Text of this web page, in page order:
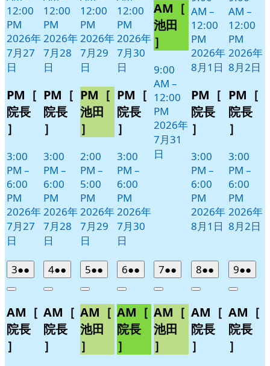
12:00
PM
2026年
7月27
日
PM［
院長
］
3:00
PM –
6:00
PM
2026年
7月27
日
12:00
PM
2026年
7月28
日
PM［
院長
］
3:00
PM –
6:00
PM
2026年
7月28
日
12:00
PM
2026年
7月29
日
PM［
池田
］
2:00
PM –
5:00
PM
2026年
7月29
日
12:00
PM
2026年
7月30
日
PM［
院長
］
3:00
PM –
6:00
PM
2026年
7月30
日
月
31
日
イ
ベ
ト)
AM［
池田
］
9:00
AM –
12:00
PM
2026年
7月31
日
AM –
12:00
PM
2026年
8月1日
PM［
院長
］
3:00
PM –
6:00
PM
2026年
8月1日
AM –
12:00
PM
2026年
8月2日
PM［
院長
］
3:00
PM –
6:00
PM
2026年
8月2日
32026
年
月
3
日
●●
件
イ
ベ
Close
AM［
院長
］
42026
年
月
4
日
●●
件
イ
ベ
Close
AM［
院長
］
52026
年
月
5
日
●●
件
イ
ベ
ト)
Close
AM［
池田
］
62026
年
月
6
日
●●
件
イ
ベ
ト)
Close
AM［
院長
］
72026
年
月
7
日
●●
件
イ
ベ
ト)
Close
AM［
池田
］
82026
年
月
8
日
●●
件
イ
ベ
Close
AM［
院長
］
92026
年
月
9
日
●●
件
イ
ベ
Close
AM［
院長
］